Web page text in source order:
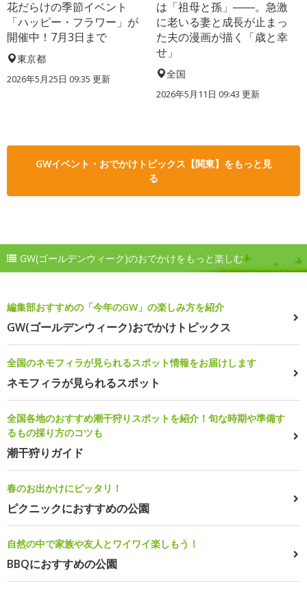
花だらけの季節イベント
「ハッピー・フラワー」が
開催中！7月3日まで
東京都
2026年5月25日 09:35 更新
は「祖母と孫」――。急激
に老いる妻と成長が止まっ
た夫の漫画が描く「歳と幸
せ」
全国
2026年5月11日 09:43 更新
GWイベント・おでかけトピックス【関東】をもっと見
る
GW(ゴールデンウィーク)のおでかけをもっと楽しむ
編集部おすすめの「今年のGW」の楽しみ方を紹介
GW(ゴールデンウィーク)おでかけトピックス
全国のネモフィラが見られるスポット情報をお届けします
ネモフィラが見られるスポット
全国各地のおすすめ潮干狩りスポットを紹介！旬な時期や準備す
るもの採り方のコツも
潮干狩りガイド
春のお出かけにピッタリ！
ピクニックにおすすめの公園
自然の中で家族や友人とワイワイ楽しもう！
BBQにおすすめの公園